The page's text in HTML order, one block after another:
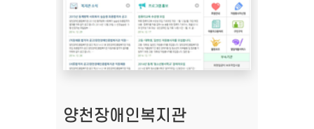
양천장애인복지관